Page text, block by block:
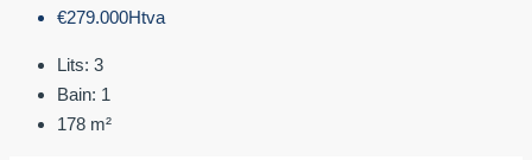
€279.000Htva
Lits: 3
Bain: 1
178 m²